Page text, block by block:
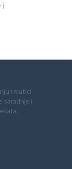
i
i matici
saradnje i